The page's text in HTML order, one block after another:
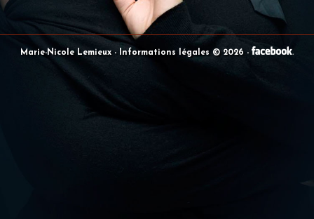
Marie-Nicole Lemieux - Informations légales © 2026 -